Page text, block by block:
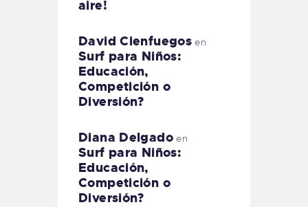
aire!
David Cienfuegos en
Surf para Niños:
Educación,
Competición o
Diversión?
Diana Delgadoen
Surf para Niños:
Educación,
Competición o
Diversión?